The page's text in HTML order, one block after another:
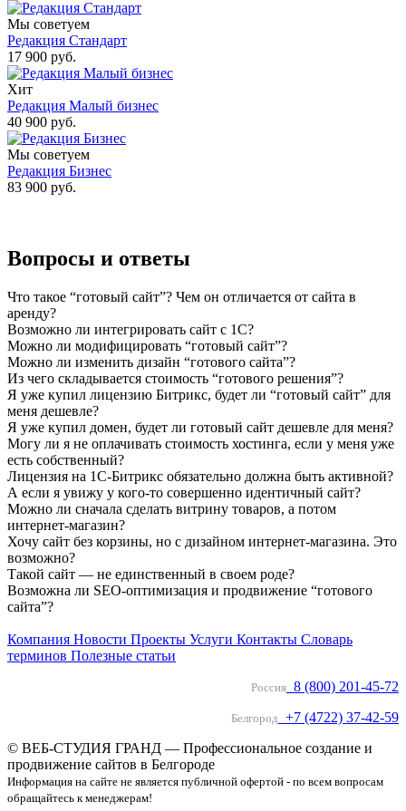
Мы советуем
Редакция Стандарт
17 900 руб.
Хит
Редакция Малый бизнес
40 900 руб.
Мы советуем
Редакция Бизнес
83 900 руб.
Вопросы и ответы
Что такое “готовый сайт”? Чем он отличается от сайта в
аренду?
Возможно ли интегрировать сайт с 1С?
Можно ли модифицировать “готовый сайт”?
Можно ли изменить дизайн “готового сайта”?
Из чего складывается стоимость “готового решения”?
Я уже купил лицензию Битрикс, будет ли “готовый сайт” для
меня дешевле?
Я уже купил домен, будет ли готовый сайт дешевле для меня?
Могу ли я не оплачивать стоимость хостинга, если у меня уже
есть собственный?
Лицензия на 1С-Битрикс обязательно должна быть активной?
А если я увижу у кого-то совершенно идентичный сайт?
Можно ли сначала сделать витрину товаров, а потом
интернет-магазин?
Хочу сайт без корзины, но с дизайном интернет-магазина. Это
возможно?
Такой сайт — не единственный в своем роде?
Возможна ли SEO-оптимизация и продвижение “готового
сайта”?
Компания Новости Проекты Услуги Контакты Словарь
терминов Полезные статьи
Россия 8 (800) 201-45-72
Белгород +7 (4722) 37-42-59
© ВЕБ-СТУДИЯ ГРАНД — Профессиональное создание и
продвижение сайтов в Белгороде
Информация на сайте не является публичной офертой - по всем вопросам
обращайтесь к менеджерам!